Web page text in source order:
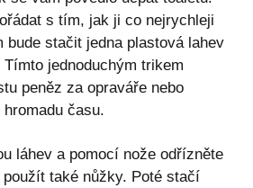
s tím, jak ji co nejrychleji
bude stačit jedna plastová lahev
jednoduchým trikem
peněz za opraváře nebo
času.
láhev a pomocí nože odřízněte
také nůžky. Poté stačí